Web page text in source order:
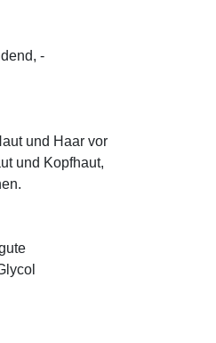
und Haar vor
und Kopfhaut,